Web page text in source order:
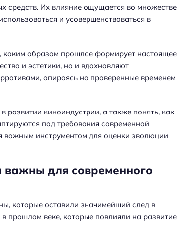
средств. Их влияние ощущается во множестве
и усовершенствоваться в
каким образом прошлое формирует настоящее
и эстетики, но и вдохновляют
опираясь на проверенные временем
развитии киноиндустрии, а также понять, как
под требования современной
важным инструментом для оценки эволюции
важны для современного
которые оставили значимейший след в
прошлом веке, которые повлияли на развитие